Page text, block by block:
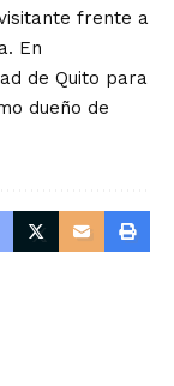
frente a
En
de Quito para
dueño de